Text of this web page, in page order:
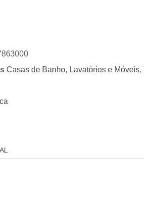
Casas de Banho, Lavatórios e Móveis,